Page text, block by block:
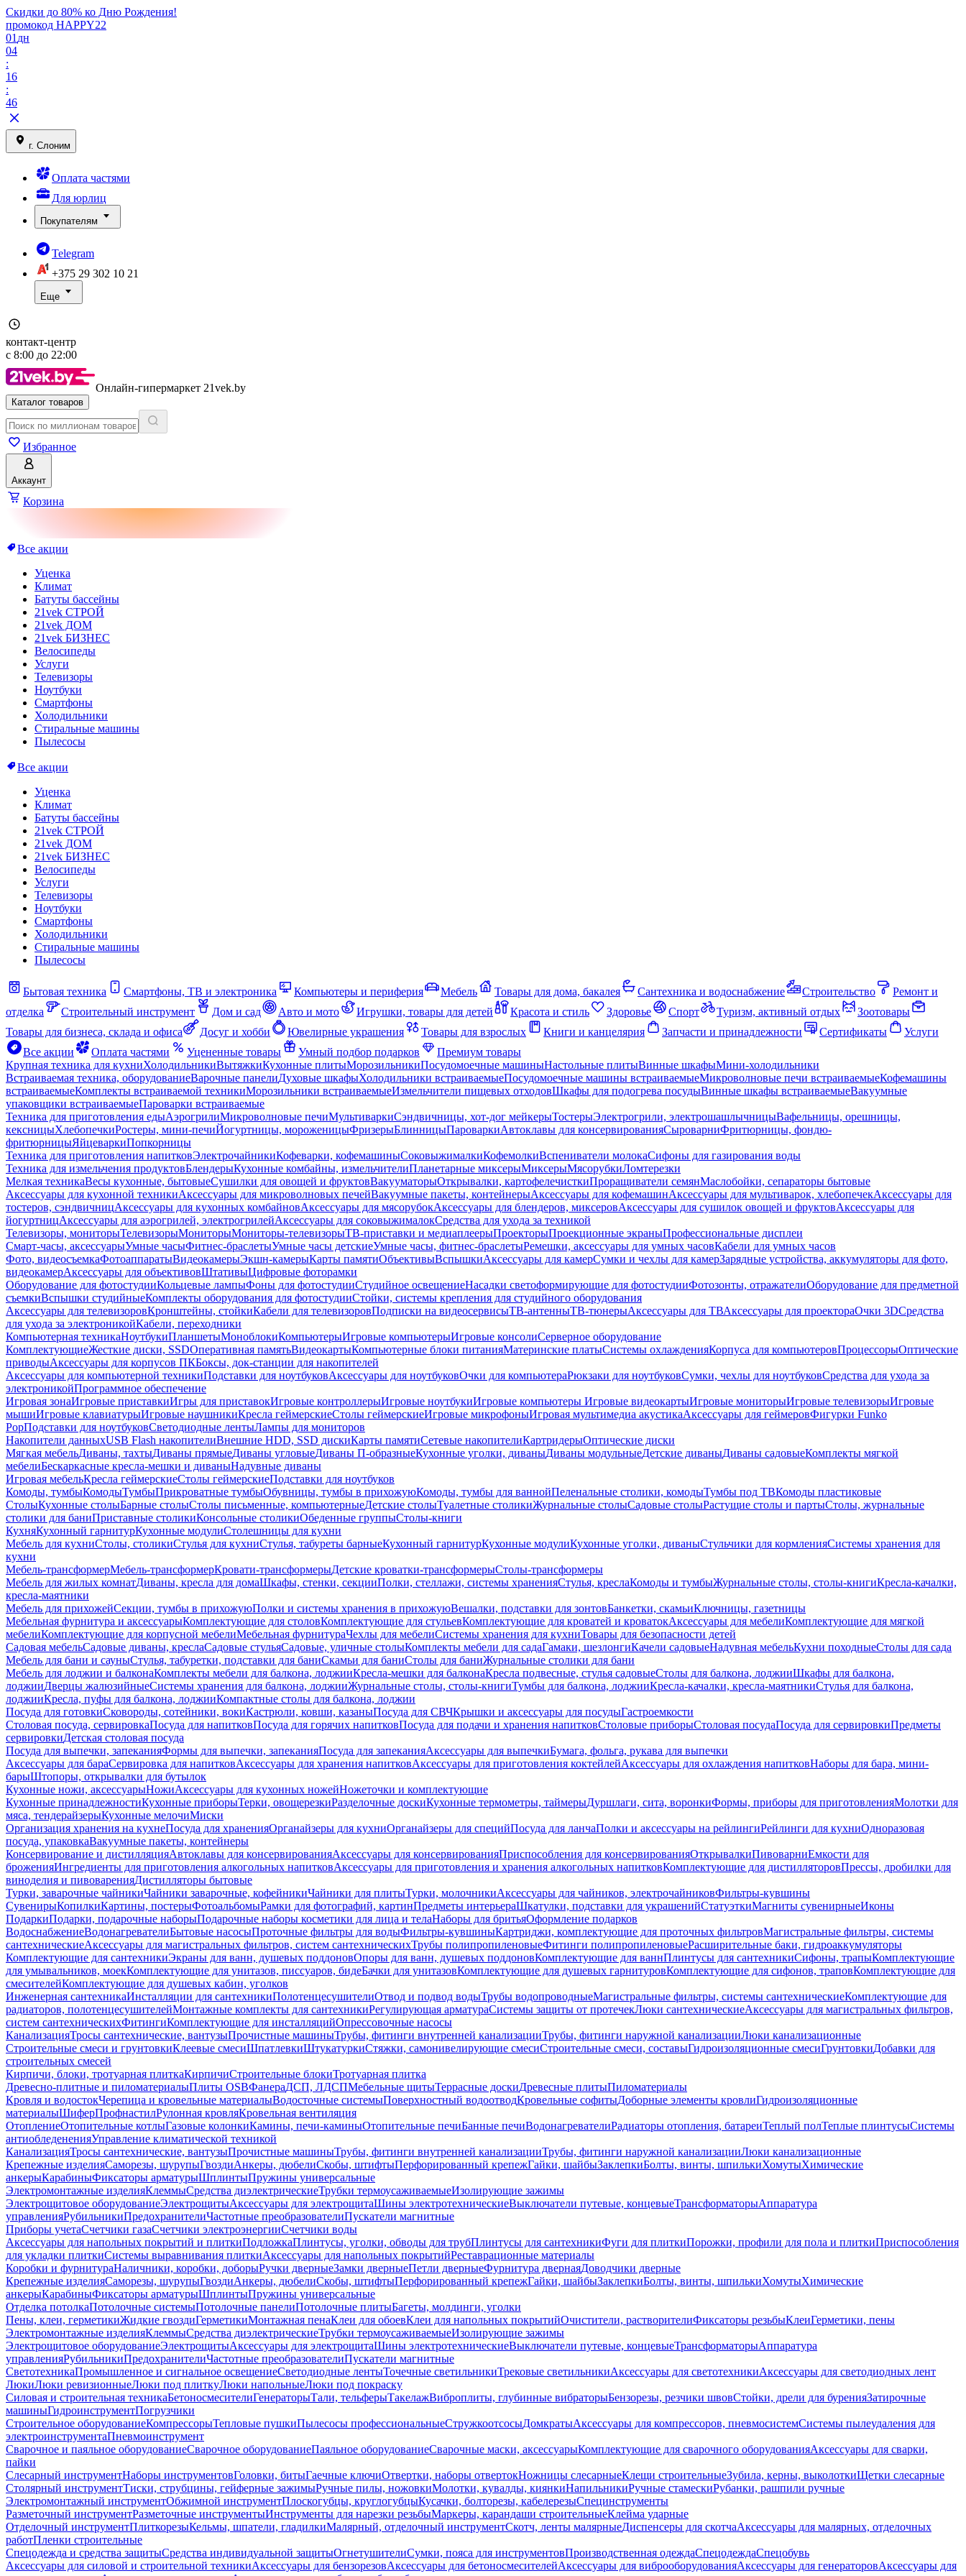
Скидки до 80% ко Дню Рождения!
промокод HAPPY22
01 дн
04
:
16
:
46
г. Слоним
Оплата частями
Для юрлиц
Покупателям
Telegram
+375 29 302 10 21
Еще
контакт-центр
с 8:00 до 22:00
Онлайн-гипермаркет 21vek.by
Каталог товаров
Избранное
Аккаунт
Корзина
Все акции
Уценка
Климат
Батуты бассейны
21vek СТРОЙ
21vek ДОМ
21vek БИЗНЕС
Велосипеды
Услуги
Телевизоры
Ноутбуки
Смартфоны
Холодильники
Стиральные машины
Пылесосы
Все акции
Уценка
Климат
Батуты бассейны
21vek СТРОЙ
21vek ДОМ
21vek БИЗНЕС
Велосипеды
Услуги
Телевизоры
Ноутбуки
Смартфоны
Холодильники
Стиральные машины
Пылесосы
Бытовая техника Смартфоны, ТВ и электроника Компьютеры и периферия Мебель Товары для дома, бакалея Сантехника и водоснабжение Строительство
Ремонт и
отделка
Строительный инструмент Дом и сад Авто и мото Игрушки, товары для детей Красота и стиль Здоровье Спорт Туризм, активный отдых
Зоотовары
Товары для бизнеса, склада и офиса
Досуг и хобби Ювелирные украшения Товары для взрослых Книги и канцелярия Запчасти и принадлежности Сертификаты
Услуги
Все акции
Оплата частями Уцененные товары Умный подбор подарков
Премиум товары
Крупная техника для кухниХолодильникиВытяжкиКухонные плитыМорозильникиПосудомоечные машиныНастольные плитыВинные шкафыМини-холодильники
Встраиваемая техника, оборудованиеВарочные панелиДуховые шкафыХолодильники встраиваемыеПосудомоечные машины встраиваемыеМикроволновые печи встраиваемыеКофемашины
встраиваемыеКомплекты встраиваемой техникиМорозильники встраиваемыеИзмельчители пищевых отходовШкафы для подогрева посудыВинные шкафы встраиваемыеВакуумные
упаковщики встраиваемыеПароварки встраиваемые
Техника для приготовления едыАэрогрилиМикроволновые печиМультиваркиСэндвичницы, хот-дог мейкерыТостерыЭлектрогрили, электрошашлычницыВафельницы, орешницы,
кексницыХлебопечкиРостеры, мини-печиЙогуртницы, мороженицыФризерыБлинницыПароваркиАвтоклавы для консервированияСыроварниФритюрницы, фондю-
фритюрницыЯйцеваркиПопкорницы
Техника для приготовления напитковЭлектрочайникиКофеварки, кофемашиныСоковыжималкиКофемолкиВспениватели молокаСифоны для газирования воды
Техника для измельчения продуктовБлендерыКухонные комбайны, измельчителиПланетарные миксерыМиксерыМясорубкиЛомтерезки
Мелкая техникаВесы кухонные, бытовыеСушилки для овощей и фруктовВакууматорыОткрывалки, картофелечисткиПроращиватели семянМаслобойки, сепараторы бытовые
Аксессуары для кухонной техникиАксессуары для микроволновых печейВакуумные пакеты, контейнерыАксессуары для кофемашинАксессуары для мультиварок, хлебопечекАксессуары для
тостеров, сэндвичницАксессуары для кухонных комбайновАксессуары для мясорубокАксессуары для блендеров, миксеровАксессуары для сушилок овощей и фруктовАксессуары для
йогуртницАксессуары для аэрогрилей, электрогрилейАксессуары для соковыжималокСредства для ухода за техникой
Телевизоры, мониторыТелевизорыМониторыМониторы-телевизорыТВ-приставки и медиаплеерыПроекторыПроекционные экраныПрофессиональные дисплеи
Смарт-часы, аксессуарыУмные часыФитнес-браслетыУмные часы детскиеУмные часы, фитнес-браслетыРемешки, аксессуары для умных часовКабели для умных часов
Фото, видеосъемкаФотоаппаратыВидеокамерыЭкшн-камерыКарты памятиОбъективыВспышкиАксессуары для камерСумки и чехлы для камерЗарядные устройства, аккумуляторы для фото,
видеокамерАксессуары для объективовШтативыЦифровые фоторамки
Оборудование для фотостудииКольцевые лампыФоны для фотостудииСтудийное освещениеНасадки светоформирующие для фотостудииФотозонты, отражателиОборудование для предметной
съемкиВспышки студийныеКомплекты оборудования для фотостудииСтойки, системы крепления для студийного оборудования
Аксессуары для телевизоровКронштейны, стойкиКабели для телевизоровПодписки на видеосервисыТВ-антенныТВ-тюнерыАксессуары для ТВАксессуары для проектораОчки 3DСредства
для ухода за электроникойКабели, переходники
Компьютерная техникаНоутбукиПланшетыМоноблокиКомпьютерыИгровые компьютерыИгровые консолиСерверное оборудование
КомплектующиеЖесткие диски, SSDОперативная памятьВидеокартыКомпьютерные блоки питанияМатеринские платыСистемы охлажденияКорпуса для компьютеровПроцессорыОптические
приводыАксессуары для корпусов ПКБоксы, док-станции для накопителей
Аксессуары для компьютерной техникиПодставки для ноутбуковАксессуары для ноутбуковОчки для компьютераРюкзаки для ноутбуковСумки, чехлы для ноутбуковСредства для ухода за
электроникойПрограммное обеспечение
Игровая зонаИгровые приставкиИгры для приставокИгровые контроллерыИгровые ноутбукиИгровые компьютеры Игровые видеокартыИгровые мониторыИгровые телевизорыИгровые
мышиИгровые клавиатурыИгровые наушникиКресла геймерскиеСтолы геймерскиеИгровые микрофоныИгровая мультимедиа акустикаАксессуары для геймеровФигурки Funko
PopПодставки для ноутбуковСветодиодные лентыЛампы для мониторов
Накопители данныхUSB Flash накопителиВнешние HDD, SSD дискиКарты памятиСетевые накопителиКартридерыОптические диски
Мягкая мебельДиваны, тахтыДиваны прямыеДиваны угловыеДиваны П-образныеКухонные уголки, диваныДиваны модульныеДетские диваныДиваны садовыеКомплекты мягкой
мебелиБескаркасные кресла-мешки и диваныНадувные диваны
Игровая мебельКресла геймерскиеСтолы геймерскиеПодставки для ноутбуков
Комоды, тумбыКомодыТумбыПрикроватные тумбыОбувницы, тумбы в прихожуюКомоды, тумбы для ваннойПеленальные столики, комодыТумбы под ТВКомоды пластиковые
СтолыКухонные столыБарные столыСтолы письменные, компьютерныеДетские столыТуалетные столикиЖурнальные столыСадовые столыРастущие столы и партыСтолы, журнальные
столики для баниПриставные столикиКонсольные столикиОбеденные группыСтолы-книги
КухняКухонный гарнитурКухонные модулиСтолешницы для кухни
Мебель для кухниСтолы, столикиСтулья для кухниСтулья, табуреты барныеКухонный гарнитурКухонные модулиКухонные уголки, диваныСтульчики для кормленияСистемы хранения для
кухни
Мебель-трансформерМебель-трансформерКровати-трансформерыДетские кроватки-трансформерыСтолы-трансформеры
Мебель для жилых комнатДиваны, кресла для домаШкафы, стенки, секцииПолки, стеллажи, системы храненияСтулья, креслаКомоды и тумбыЖурнальные столы, столы-книгиКресла-качалки,
кресла-маятники
Мебель для прихожейСекции, тумбы в прихожуюПолки и системы хранения в прихожуюВешалки, подставки для зонтовБанкетки, скамьиКлючницы, газетницы
Мебельная фурнитура и аксессуарыКомплектующие для столовКомплектующие для стульевКомплектующие для кроватей и кроватокАксессуары для мебелиКомплектующие для мягкой
мебелиКомплектующие для корпусной мебелиМебельная фурнитураЧехлы для мебелиСистемы хранения для кухниТовары для безопасности детей
Садовая мебельСадовые диваны, креслаСадовые стульяСадовые, уличные столыКомплекты мебели для садаГамаки, шезлонгиКачели садовыеНадувная мебельКухни походныеСтолы для сада
Мебель для бани и сауныСтулья, табуретки, подставки для баниСкамьи для баниСтолы для баниЖурнальные столики для бани
Мебель для лоджии и балконаКомплекты мебели для балкона, лоджииКресла-мешки для балконаКресла подвесные, стулья садовыеСтолы для балкона, лоджииШкафы для балкона,
лоджииДверцы жалюзийныеСистемы хранения для балкона, лоджииЖурнальные столы, столы-книгиТумбы для балкона, лоджииКресла-качалки, кресла-маятникиСтулья для балкона,
лоджииКресла, пуфы для балкона, лоджииКомпактные столы для балкона, лоджии
Посуда для готовкиСковороды, сотейники, вокиКастрюли, ковши, казаныПосуда для СВЧКрышки и аксессуары для посудыГастроемкости
Столовая посуда, сервировкаПосуда для напитковПосуда для горячих напитковПосуда для подачи и хранения напитковСтоловые приборыСтоловая посудаПосуда для сервировкиПредметы
сервировкиДетская столовая посуда
Посуда для выпечки, запеканияФормы для выпечки, запеканияПосуда для запеканияАксессуары для выпечкиБумага, фольга, рукава для выпечки
Аксессуары для бараСервировка для напитковАксессуары для хранения напитковАксессуары для приготовления коктейлейАксессуары для охлаждения напитковНаборы для бара, мини-
барыШтопоры, открывалки для бутылок
Кухонные ножи, аксессуарыНожиАксессуары для кухонных ножейНожеточки и комплектующие
Кухонные принадлежностиКухонные приборыТерки, овощерезкиРазделочные доскиКухонные термометры, таймерыДуршлаги, сита, воронкиФормы, приборы для приготовленияМолотки для
мяса, тендерайзерыКухонные мелочиМиски
Организация хранения на кухнеПосуда для храненияОрганайзеры для кухниОрганайзеры для специйПосуда для ланчаПолки и аксессуары на рейлингиРейлинги для кухниОдноразовая
посуда, упаковкаВакуумные пакеты, контейнеры
Консервирование и дистилляцияАвтоклавы для консервированияАксессуары для консервированияПриспособления для консервированияОткрывалкиПивоварниЕмкости для
броженияИнгредиенты для приготовления алкогольных напитковАксессуары для приготовления и хранения алкогольных напитковКомплектующие для дистилляторовПрессы, дробилки для
виноделия и пивоваренияДистилляторы бытовые
Турки, заварочные чайникиЧайники заварочные, кофейникиЧайники для плитыТурки, молочникиАксессуары для чайников, электрочайниковФильтры-кувшины
СувенирыКопилкиКартины, постерыФотоальбомыРамки для фотографий, картинПредметы интерьераШкатулки, подставки для украшенийСтатуэткиМагниты сувенирныеИконы
ПодаркиПодарки, подарочные наборыПодарочные наборы косметики для лица и телаНаборы для бритьяОформление подарков
ВодоснабжениеВодонагревателиБытовые насосыПроточные фильтры для водыФильтры-кувшиныКартриджи, комплектующие для проточных фильтровМагистральные фильтры, системы
сантехническиеАксессуары для магистральных фильтров, систем сантехническихТрубы полипропиленовыеФитинги полипропиленовыеРасширительные баки, гидроаккумуляторы
Комплектующие для сантехникиЭкраны для ванн, душевых поддоновОпоры для ванн, душевых поддоновКомплектующие для ваннПлинтусы для сантехникиСифоны, трапыКомплектующие
для умывальников, моекКомплектующие для унитазов, писсуаров, бидеБачки для унитазовКомплектующие для душевых гарнитуровКомплектующие для сифонов, траповКомплектующие для
смесителейКомплектующие для душевых кабин, уголков
Инженерная сантехникаИнсталляции для сантехникиПолотенцесушителиОтвод и подвод водыТрубы водопроводныеМагистральные фильтры, системы сантехническиеКомплектующие для
радиаторов, полотенцесушителейМонтажные комплекты для сантехникиРегулирующая арматураСистемы защиты от протечекЛюки сантехническиеАксессуары для магистральных фильтров,
систем сантехническихФитингиКомплектующие для инсталляцийОпрессовочные насосы
КанализацияТросы сантехнические, вантузыПрочистные машиныТрубы, фитинги внутренней канализацииТрубы, фитинги наружной канализацииЛюки канализационные
Строительные смеси и грунтовкиКлеевые смесиШпатлевкиШтукатуркиСтяжки, самонивелирующие смесиСтроительные смеси, составыГидроизоляционные смесиГрунтовкиДобавки для
строительных смесей
Кирпичи, блоки, тротуарная плиткаКирпичиСтроительные блокиТротуарная плитка
Древесно-плитные и пиломатериалыПлиты OSBФанераДСП, ЛДСПМебельные щитыТеррасные доскиДревесные плитыПиломатериалы
Кровля и водостокЧерепица и кровельные материалыВодосточные системыПоверхностный водоотводКровельные софитыДоборные элементы кровлиГидроизоляционные
материалыШиферПрофнастилРулонная кровляКровельная вентиляция
ОтоплениеОтопительные котлыГазовые колонкиКамины, печи-каминыОтопительные печиБанные печиВодонагревателиРадиаторы отопления, батареиТеплый полТеплые плинтусыСистемы
антиобледененияУправление климатической техникой
КанализацияТросы сантехнические, вантузыПрочистные машиныТрубы, фитинги внутренней канализацииТрубы, фитинги наружной канализацииЛюки канализационные
Крепежные изделияСаморезы, шурупыГвоздиАнкеры, дюбелиСкобы, штифтыПерфорированный крепежГайки, шайбыЗаклепкиБолты, винты, шпилькиХомутыХимические
анкерыКарабиныФиксаторы арматурыШплинтыПружины универсальные
Электромонтажные изделияКлеммыСредства диэлектрическиеТрубки термоусаживаемыеИзолирующие зажимы
Электрощитовое оборудованиеЭлектрощитыАксессуары для электрощитаШины электротехническиеВыключатели путевые, концевыеТрансформаторыАппаратура
управленияРубильникиПредохранителиЧастотные преобразователиПускатели магнитные
Приборы учетаСчетчики газаСчетчики электроэнергииСчетчики воды
Аксессуары для напольных покрытий и плиткиПодложкаПлинтусы, уголки, обводы для трубПлинтусы для сантехникиФуги для плиткиПорожки, профили для пола и плиткиПриспособления
для укладки плиткиСистемы выравнивания плиткиАксессуары для напольных покрытийРеставрационные материалы
Коробки и фурнитураНаличники, коробки, доборыРучки дверныеЗамки дверныеПетли дверныеФурнитура двернаяДоводчики дверные
Крепежные изделияСаморезы, шурупыГвоздиАнкеры, дюбелиСкобы, штифтыПерфорированный крепежГайки, шайбыЗаклепкиБолты, винты, шпилькиХомутыХимические
анкерыКарабиныФиксаторы арматурыШплинтыПружины универсальные
Отделка потолкаПотолочные системыПотолочные панелиПотолочные плитыБагеты, молдинги, уголки
Пены, клеи, герметикиЖидкие гвоздиГерметикиМонтажная пенаКлеи для обоевКлеи для напольных покрытийОчистители, растворителиФиксаторы резьбыКлеиГерметики, пены
Электромонтажные изделияКлеммыСредства диэлектрическиеТрубки термоусаживаемыеИзолирующие зажимы
Электрощитовое оборудованиеЭлектрощитыАксессуары для электрощитаШины электротехническиеВыключатели путевые, концевыеТрансформаторыАппаратура
управленияРубильникиПредохранителиЧастотные преобразователиПускатели магнитные
СветотехникаПромышленное и сигнальное освещениеСветодиодные лентыТочечные светильникиТрековые светильникиАксессуары для светотехникиАксессуары для светодиодных лент
ЛюкиЛюки ревизионныеЛюки под плиткуЛюки напольныеЛюки под покраску
Силовая и строительная техникаБетоносмесителиГенераторыТали, тельферыТакелажВиброплиты, глубинные вибраторыБензорезы, резчики швовСтойки, дрели для буренияЗатирочные
машиныГидроинструментПогрузчики
Строительное оборудованиеКомпрессорыТепловые пушкиПылесосы профессиональныеСтружкоотсосыДомкратыАксессуары для компрессоров, пневмосистемСистемы пылеудаления для
электроинструментаПневмоинструмент
Сварочное и паяльное оборудованиеСварочное оборудованиеПаяльное оборудованиеСварочные маски, аксессуарыКомплектующие для сварочного оборудованияАксессуары для сварки,
пайки
Слесарный инструментНаборы инструментовГоловки, битыГаечные ключиОтвертки, наборы отвертокНожницы слесарныеКлещи строительныеЗубила, керны, выколоткиЩетки слесарные
Столярный инструментТиски, струбцины, гейферные зажимыРучные пилы, ножовкиМолотки, кувалды, киянкиНапильникиРучные стамескиРубанки, рашпили ручные
Электромонтажный инструментОбжимной инструментПлоскогубцы, круглогубцыКусачки, болторезы, кабелерезыСпецинструменты
Разметочный инструментРазметочные инструментыИнструменты для нарезки резьбыМаркеры, карандаши строительныеКлейма ударные
Отделочный инструментПлиткорезыКельмы, шпатели, гладилкиМалярный, отделочный инструментСкотч, ленты малярныеДиспенсеры для скотчаАксессуары для малярных, отделочных
работПленки строительные
Спецодежда и средства защитыСредства индивидуальной защитыОгнетушителиСумки, пояса для инструментовПроизводственная одеждаСпецодеждаСпецобувь
Аксессуары для силовой и строительной техникиАксессуары для бензорезовАксессуары для бетоносмесителейАксессуары для виброоборудованияАксессуары для генераторовАксессуары для